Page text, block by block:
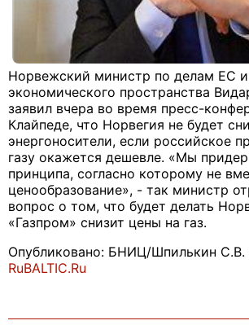
Норвежский министр по делам ЕС и
экономического пространства
заявил вчера во время пресс-
Клайпеде, что Норвегия не будет
энергоносители, если российское
газу окажется дешевле. «Мы
принципа, согласно которому не
ценообразование», - так министр
вопрос о том, что будет делать
«Газпром» снизит цены на газ.
Опубликовано: БНИЦ/Шпилькин С.В.
RuBALTIC.Ru